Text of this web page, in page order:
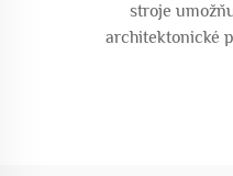
stroje
architektonické